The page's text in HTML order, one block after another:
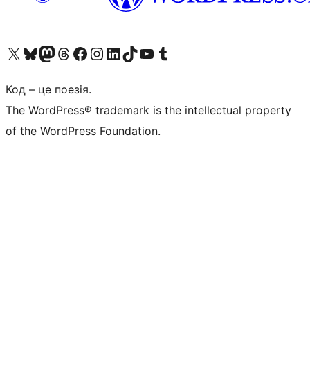
Visit our X (formerly Twitter) account
Visit our Bluesky account
Завітайте до нашої стрічки в Mastodon
Visit our Threads account
Завітайте на нашу сторінку в Facebook
Visit our Instagram account
Visit our LinkedIn account
Visit our TikTok account
Visit our YouTube channel
Visit our Tumblr account
Код – це поезія.
The WordPress® trademark is the intellectual property
of the WordPress Foundation.